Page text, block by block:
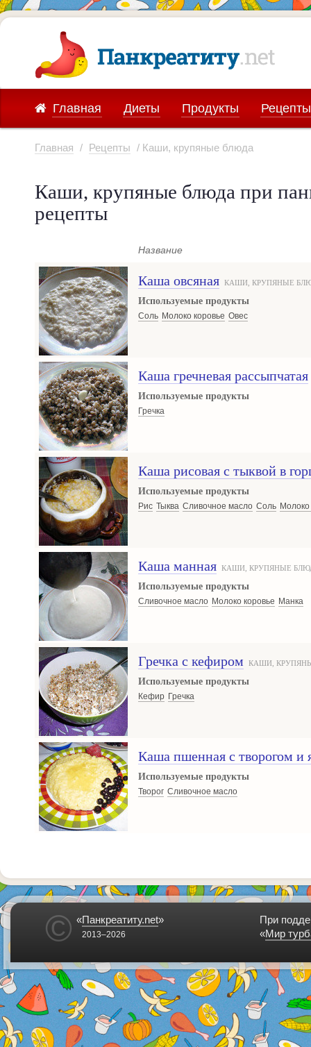
Главная Диеты Продукты Рецепты
Главная / Рецепты / Каши, крупяные блюда
Каши, крупяные блюда при
рецепты
Название
Каша овсяная КАШИ, КРУПЯНЫЕ
Используемые продукты
Соль Молоко коровье Овес
Каша гречневая рассыпчатая
Используемые продукты
Гречка
Каша рисовая с тыквой в
Используемые продукты
Рис Тыква Сливочное масло Соль Молоко
Каша манная КАШИ, КРУПЯНЫЕ
Используемые продукты
Сливочное масло Молоко коровье Манка
Гречка с кефиром КАШИ,
Используемые продукты
Кефир Гречка
Каша пшенная с творогом и
Используемые продукты
Творог Сливочное масло
© «Панкреатиту.net»
2013–2026
При
«Мир